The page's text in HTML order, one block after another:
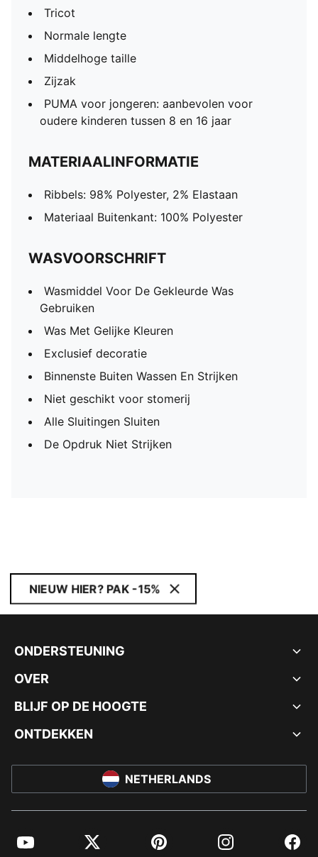
Tricot
Normale lengte
Middelhoge taille
Zijzak
PUMA voor jongeren: aanbevolen voor
oudere kinderen tussen 8 en 16 jaar
MATERIAALINFORMATIE
Ribbels: 98% Polyester, 2% Elastaan
Materiaal Buitenkant: 100% Polyester
WASVOORSCHRIFT
Wasmiddel Voor De Gekleurde Was
Gebruiken
Was Met Gelijke Kleuren
Exclusief decoratie
Binnenste Buiten Wassen En Strijken
Niet geschikt voor stomerij
Alle Sluitingen Sluiten
De Opdruk Niet Strijken
NIEUW HIER? PAK -15%
ONDERSTEUNING
OVER
BLIJF OP DE HOOGTE
ONTDEKKEN
NETHERLANDS
YouTube Twitter Pinterest Instagram